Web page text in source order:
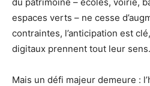
espaces verts – ne cesse
contraintes, l’anticipation est
digitaux prennent tout leur sens.
Mais un défi majeur demeure :